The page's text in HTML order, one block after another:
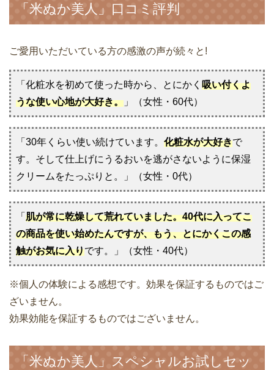
「米ぬか美人」口コミ評判
ご愛用いただいている方の感激の声が続々と!
「化粧水を初めて使った時から、とにかく 吸い付くよ
うな使い心地が大好き。 」（女性・60代）
「30年くらい使い続けています。 化粧水が大好きで
す。そして仕上げにうるおいを逃がさないように保湿
クリームをたっぷりと。」（女性・0代）
「 肌が常に乾燥して荒れていました。40代に入ってこ
の商品を使い始めたんですが、もう、とにかくこの感
触がお気に入りです。」（女性・40代）
※個人の体験による感想です。効果を保証するものではご
ざいません。
効果効能を保証するものではございません。
「米ぬか美人」スペシャルお試しセッ